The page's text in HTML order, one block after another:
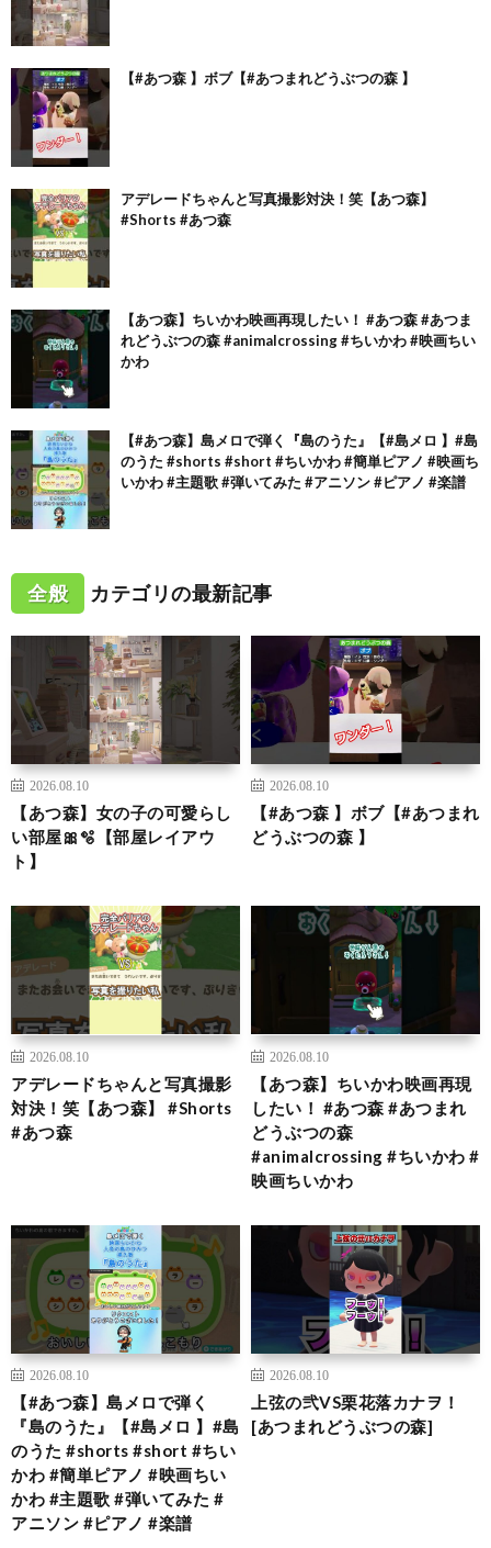
【#あつ森 】ボブ【#あつまれどうぶつの森 】
アデレードちゃんと写真撮影対決！笑【あつ森】
#Shorts #あつ森
【あつ森】ちいかわ映画再現したい！ #あつ森 #あつま
れどうぶつの森 #animalcrossing #ちいかわ #映画ちい
かわ
【#あつ森】島メロで弾く『島のうた』【#島メロ 】#島
のうた #shorts #short #ちいかわ #簡単ピアノ #映画ち
いかわ #主題歌 #弾いてみた #アニソン #ピアノ #楽譜
全般 カテゴリの最新記事
2026.08.10
【あつ森】女の子の可愛らし
い部屋🎀🫧【部屋レイアウ
ト】
2026.08.10
【#あつ森 】ボブ【#あつまれ
どうぶつの森 】
2026.08.10
アデレードちゃんと写真撮影
対決！笑【あつ森】 #Shorts
#あつ森
2026.08.10
【あつ森】ちいかわ映画再現
したい！ #あつ森 #あつまれ
どうぶつの森
#animalcrossing #ちいかわ #
映画ちいかわ
2026.08.10
【#あつ森】島メロで弾く
『島のうた』【#島メロ 】#島
のうた #shorts #short #ちい
かわ #簡単ピアノ #映画ちい
かわ #主題歌 #弾いてみた #
アニソン #ピアノ #楽譜
2026.08.10
上弦の弐VS栗花落カナヲ！
[あつまれどうぶつの森]